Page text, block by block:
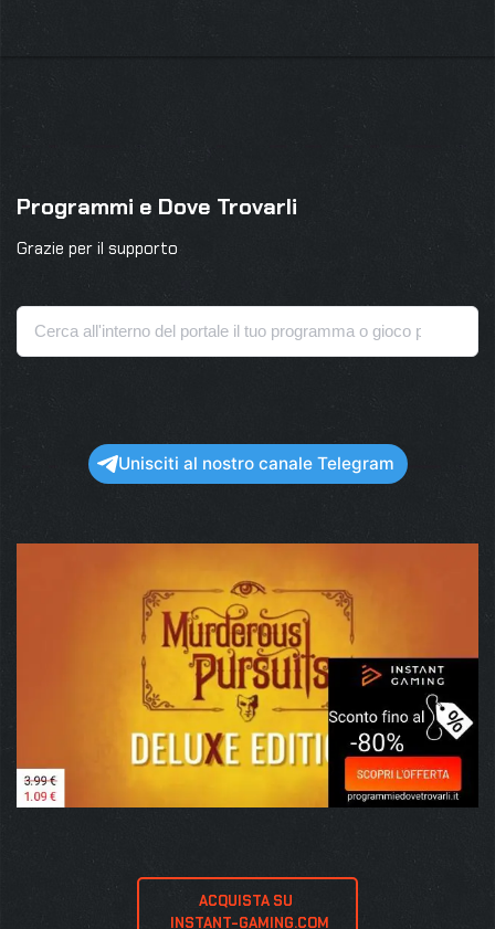
Programmi e Dove Trovarli
Grazie per il supporto
Unisciti al nostro canale Telegram
ACQUISTA SU
INSTANT-GAMING.COM